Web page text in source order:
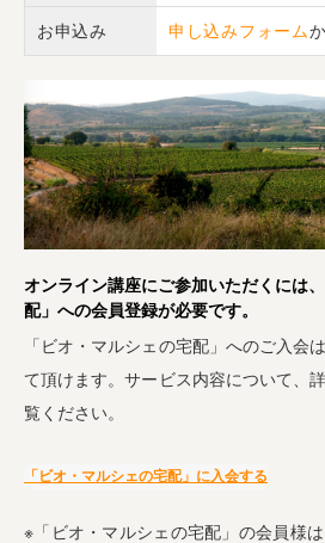
お申込み 申し込みフォーム
オンライン講座にご参加いただくには
配」への会員登録が必要です。
「ビオ・マルシェの宅配」へのご入会は
て頂けます。サービス内容について、
覧ください。
「ビオ・マルシェの宅配」に入会する
※「ビオ・マルシェの宅配」の会員様は